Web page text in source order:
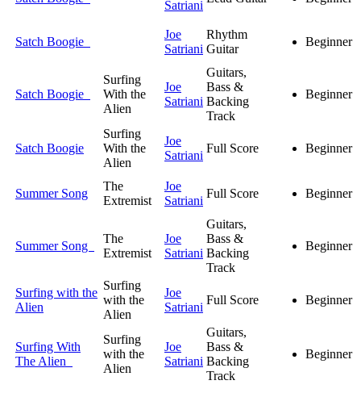
Satriani
Satch Boogie
Joe
Satriani
Rhythm
Guitar
Beginner
Satch Boogie
Surfing
With the
Alien
Joe
Satriani
Guitars,
Bass &
Backing
Track
Beginner
Satch Boogie
Surfing
With the
Alien
Joe
Satriani
Full Score Beginner
Summer Song
The
Extremist
Joe
Satriani
Full Score Beginner
Summer Song
The
Extremist
Joe
Satriani
Guitars,
Bass &
Backing
Track
Beginner
Surfing with the
Alien
Surfing
with the
Alien
Joe
Satriani
Full Score Beginner
Surfing With
The Alien
Surfing
with the
Alien
Joe
Satriani
Guitars,
Bass &
Backing
Track
Beginner